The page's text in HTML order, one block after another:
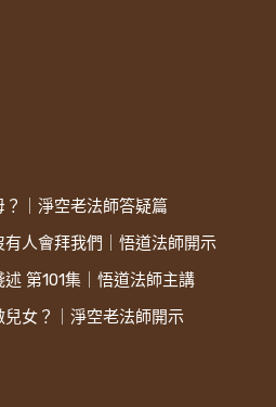
｜淨空老法師答疑篇
人會拜我們｜悟道法師開示
第101集｜悟道法師主講
女？｜淨空老法師開示